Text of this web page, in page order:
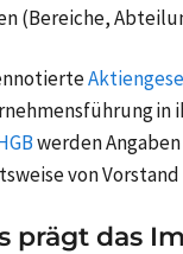
(Bereiche,
in
werden
von
prägt das